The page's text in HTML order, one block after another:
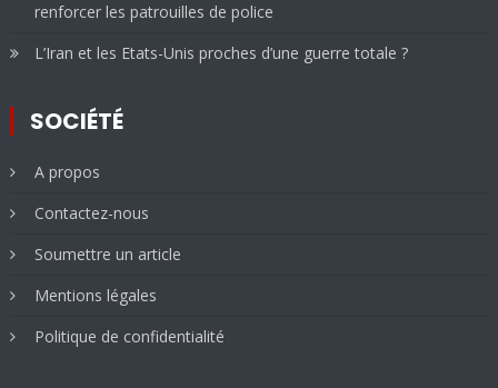
renforcer les patrouilles de police
L’Iran et les Etats-Unis proches d’une guerre totale ?
SOCIÉTÉ
A propos
Contactez-nous
Soumettre un article
Mentions légales
Politique de confidentialité